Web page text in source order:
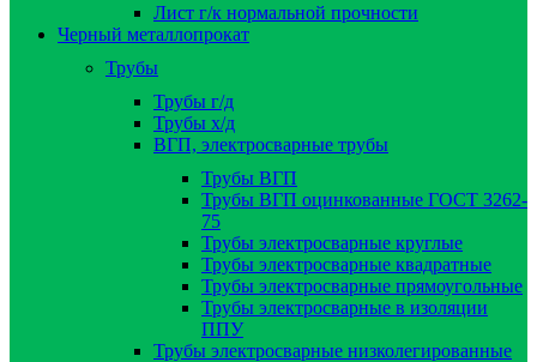
Лист г/к нормальной прочности
Черный металлопрокат
Трубы
Трубы г/д
Трубы х/д
ВГП, электросварные трубы
Трубы ВГП
Трубы ВГП оцинкованные ГОСТ 3262-
75
Трубы электросварные круглые
Трубы электросварные квадратные
Трубы электросварные прямоугольные
Трубы электросварные в изоляции
ППУ
Трубы электросварные низколегированные